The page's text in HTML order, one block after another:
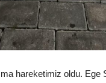
hareketimiz oldu. Ege